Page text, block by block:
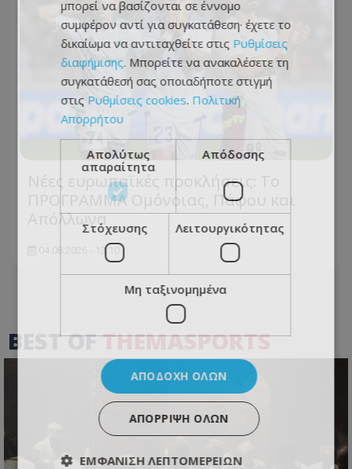
Νέες ευρωπαϊκές προκλήσεις: Το
ΠΡΟΓΡΑΜΜΑ Ομόνοιας, Πάφου και
Απόλλωνα
04.08.2026 - 13:10
BEST OFTHEMASPORTS
μπορεί να βασίζονται σε έννομο
συμφέρον αντί για συγκατάθεση· έχετε το
δικαίωμα να αντιταχθείτε στις Ρυθμίσεις
διαφήμισης. Μπορείτε να ανακαλέσετε τη
συγκατάθεσή σας οποιαδήποτε στιγμή
στις Ρυθμίσεις cookies. Πολιτική
Απορρήτου
Απολύτως
απαραίτητα
Απόδοσης
Στόχευσης Λειτουργικότητας
Μη ταξινομημένα
ΑΠΟΔΟΧΉ ΌΛΩΝ
ΑΠΌΡΡΙΨΗ ΌΛΩΝ
ΕΜΦΆΝΙΣΗ ΛΕΠΤΟΜΕΡΕΙΏΝ